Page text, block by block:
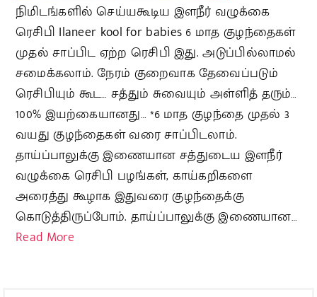
நிமிடங்களில் செய்யகூடிய இளநீர் வழுக்கை
ரெசிபி Ilaneer kool for babies 6 மாத குழந்தைகள்
முதல் சாப்பிட ஏற்ற ரெசிபி இது. அடுப்பில்லாமல்
சமைக்கலாம். நேரம் குறைவாக தேவைப்படும்
ரெசிபியும் கூட… சத்தும் சுவையும் அள்ளித் தரும்…
100% இயற்கையானது… *6 மாத குழந்தை முதல் 3
வயது குழந்தைகள் வரை சாப்பிடலாம்.
தாய்ப்பாலுக்கு இணையான சத்துடைய இளநீர்
வழுக்கை ரெசிபி பழங்கள், காய்கறிகளை
அரைத்து கூழாக இதுவரை குழந்தைக்கு
கொடுத்திருப்போம். தாய்ப்பாலுக்கு இணையான…
Read More